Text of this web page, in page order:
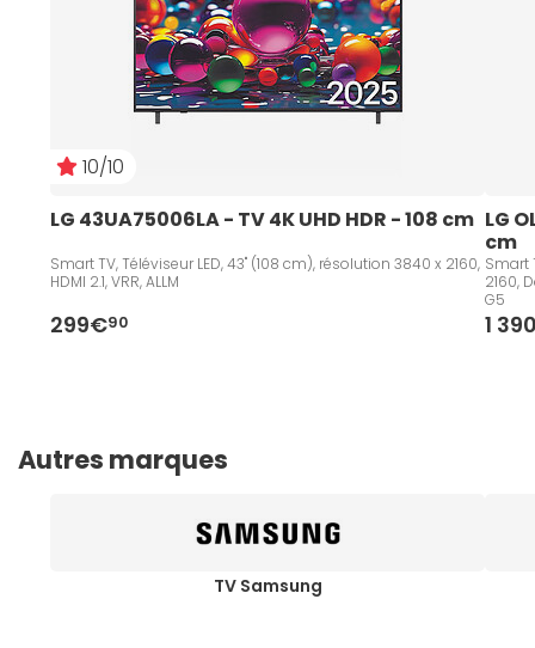
10/10
LG 43UA75006LA - TV 4K UHD HDR - 108 cm
Smart TV, Téléviseur LED, 43" (108 cm), résolution 3840 x 2160,
HDMI 2.1, VRR, ALLM
299€90
LG
cm
Smart
2160,
G5
1
Autres marques
TV Samsung